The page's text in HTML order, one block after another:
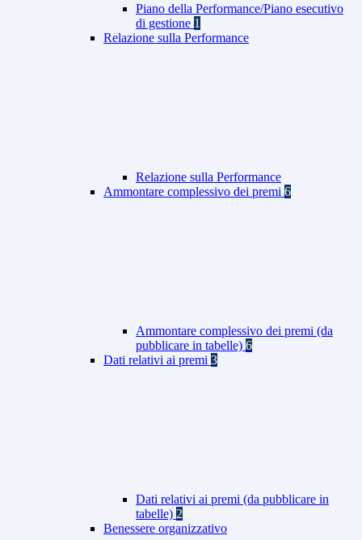
Piano della Performance/Piano esecutivo
di gestione 1
Relazione sulla Performance
Relazione sulla Performance
Ammontare complessivo dei premi 6
Ammontare complessivo dei premi (da
pubblicare in tabelle) 6
Dati relativi ai premi 3
Dati relativi ai premi (da pubblicare in
tabelle) 2
Benessere organizzativo